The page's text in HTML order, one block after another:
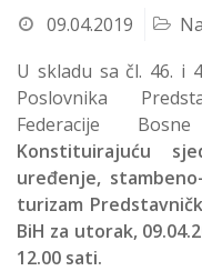
09.04.2019
U skladu sa čl. 46. i
Poslovnika
Federacije
Konstituirajuću
uređenje,
turizam
BiH za utorak,
12.00 sati.